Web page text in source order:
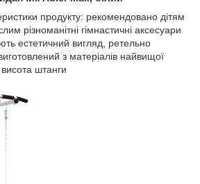
продукту: рекомендовано дітям
різноманітні гімнастичні аксесуари
естетичний вигляд, ретельно
з матеріалів найвищої
штанги